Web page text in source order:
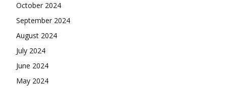
October 2024
September 2024
August 2024
July 2024
June 2024
May 2024